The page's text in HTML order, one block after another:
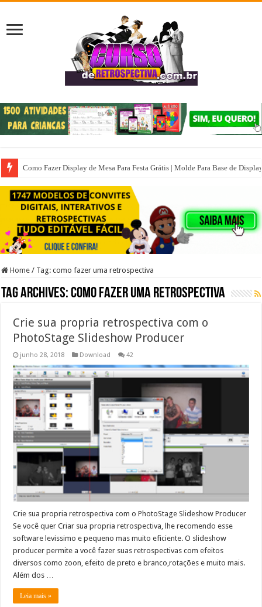
Como Fazer Display de Mesa Para Festa Grátis | Molde Para Base de
Home / Tag:como fazer uma retrospectiva
Tag Archives:como fazer uma retrospectiva
Crie sua propria retrospectiva com o
PhotoStage Slideshow Producer
junho 28, 2018 Download 42
Crie sua propria retrospectiva com o PhotoStage Slideshow Producer
Se você quer Criar sua propria retrospectiva, lhe recomendo esse
software levissimo e pequeno mas muito eficiente. O slideshow
producer permite a você fazer suas retrospectivas com efeitos
diversos como zoon, efeito de preto e branco,rotações e muito mais.
Além dos …
Leia mais »